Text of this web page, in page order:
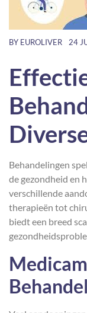
BY EUROLIVER 24
Behandelingen
de gezondheid en
verschillende
therapieën tot
biedt een breed